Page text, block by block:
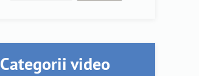
Categorii video